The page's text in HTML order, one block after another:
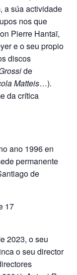
a súa actividade
nos que
Pierre Hantaï,
e o seu propio
discos
de
Matteis…).
da crítica
ano 1996 en
permanente
de
17
2023, o seu
o seu director